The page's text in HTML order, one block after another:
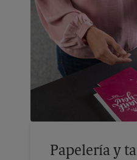
Papelería y